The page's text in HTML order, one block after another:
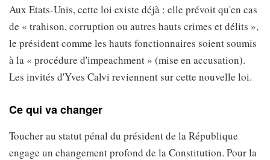
Aux Etats-Unis, cette loi existe déjà : elle prévoit qu'en cas
de « trahison, corruption ou autres hauts crimes et délits »,
le président comme les hauts fonctionnaires soient soumis
à la « procédure d'impeachment » (mise en accusation).
Les invités d'Yves Calvi reviennent sur cette nouvelle loi.
Ce qui va changer
Toucher au statut pénal du président de la République
engage un changement profond de la Constitution. Pour la